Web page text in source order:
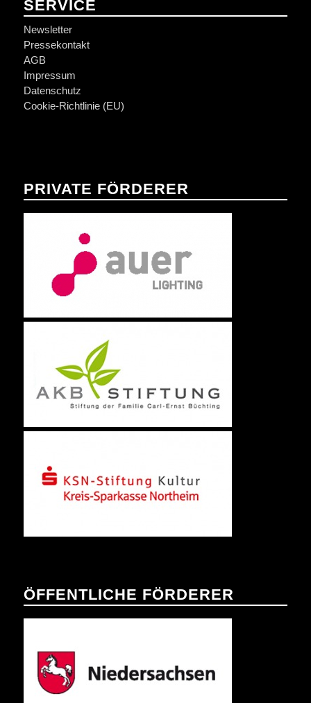
SERVICE
Newsletter
Pressekontakt
AGB
Impressum
Datenschutz
Cookie-Richtlinie (EU)
PRIVATE FÖRDERER
ÖFFENTLICHE FÖRDERER